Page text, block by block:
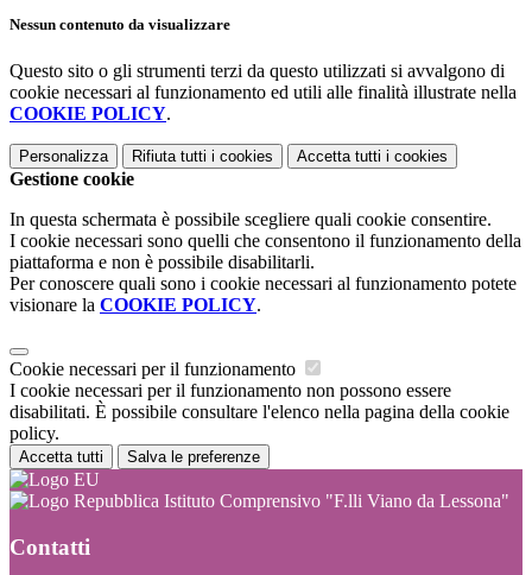
Nessun contenuto da visualizzare
Questo sito o gli strumenti terzi da questo utilizzati si avvalgono di
cookie necessari al funzionamento ed utili alle finalità illustrate nella
COOKIE POLICY.
Personalizza Rifiuta tutti i cookies Accetta tutti i cookies
Gestione cookie
In questa schermata è possibile scegliere quali cookie consentire.
I cookie necessari sono quelli che consentono il funzionamento della
piattaforma e non è possibile disabilitarli.
Per conoscere quali sono i cookie necessari al funzionamento potete
visionare la COOKIE POLICY.
Cookie necessari per il funzionamento
I cookie necessari per il funzionamento non possono essere
disabilitati. È possibile consultare l'elenco nella pagina della cookie
policy.
Accetta tutti Salva le preferenze
Istituto Comprensivo "F.lli Viano da Lessona"
Contatti